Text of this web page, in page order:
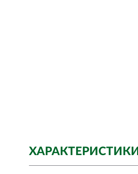
ХАРАКТЕРИСТИКИ